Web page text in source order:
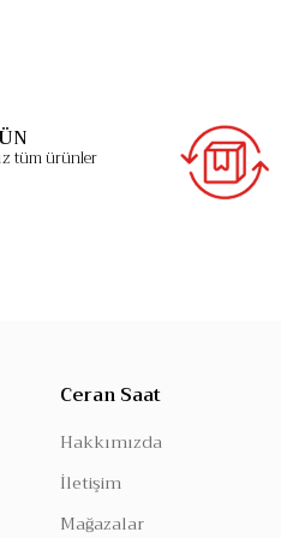
tüm ürünler
Ceran Saat
Hakkımızda
İletişim
Mağazalar